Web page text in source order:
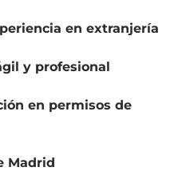
en extranjería
y profesional
en permisos de
Madrid